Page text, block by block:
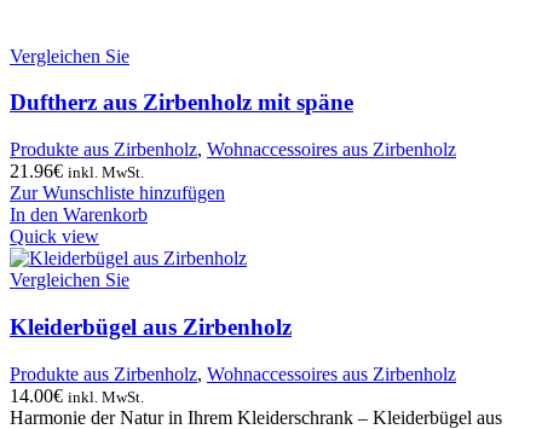
Vergleichen Sie
Duftherz aus Zirbenholz mit späne
Produkte aus Zirbenholz, Wohnaccessoires aus Zirbenholz
21.96€ inkl. MwSt.
Zur Wunschliste hinzufügen
In den Warenkorb
Quick view
Vergleichen Sie
Kleiderbügel aus Zirbenholz
Produkte aus Zirbenholz, Wohnaccessoires aus Zirbenholz
14.00€ inkl. MwSt.
Harmonie der Natur in Ihrem Kleiderschrank – Kleiderbügel aus